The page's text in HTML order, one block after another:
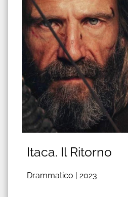
Itaca. Il Ritorno
Drammatico | 2023